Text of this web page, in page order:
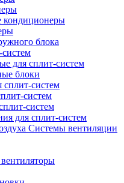
кондиционеры
блока
для сплит-систем
блоки
сплит-систем
систем
систем
для сплит-систем
Системы вентиляции